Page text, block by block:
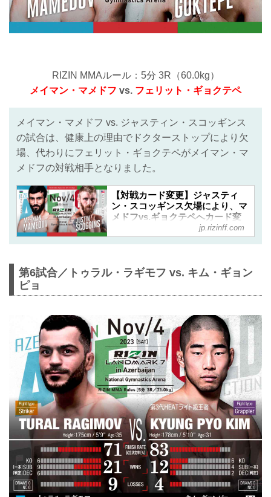
RIZIN MMAルール：5分 3R（60.0kg）
メイマン・マメドフ vs. フェリット・ギョクテペ
メイマン・マメドフ vs. ジャスティン・スコッギンス
の試合は、健康上の理由でドクターストップにより欠
場、代わりにフェリット・ギョクテペがメイマン・マ
メドフの対戦相手となりました。
【対戦カード変更】ジャスティ
ン・スコッギンス欠場により、マ
メドフvs.ギョクテペへカード変
更 RIZIN LANDMARK 7 in
Azerbaijan - RIZIN FIGHTING
11月4日（土）にアゼルバイジャンで開
の試合は、ジャスティン・スコッギン
スが欠場、代わりにフェリット・ギョ
クテペがメイマン・マメドフの対戦相
手となりましたのでお知らせ致しま
す。
スコッギンスが健康上の理由でドクタ
ーストップにより欠場
約4年ぶりにRIZIN参戦となる予定だっ
たジャスティン・スコッギンスは、健
康上の理由でドクターストップにより
欠場となりました。...
jp.rizinff.com
第6試合／トゥラル・ラギモフ vs. キム・ギョン
ピョ